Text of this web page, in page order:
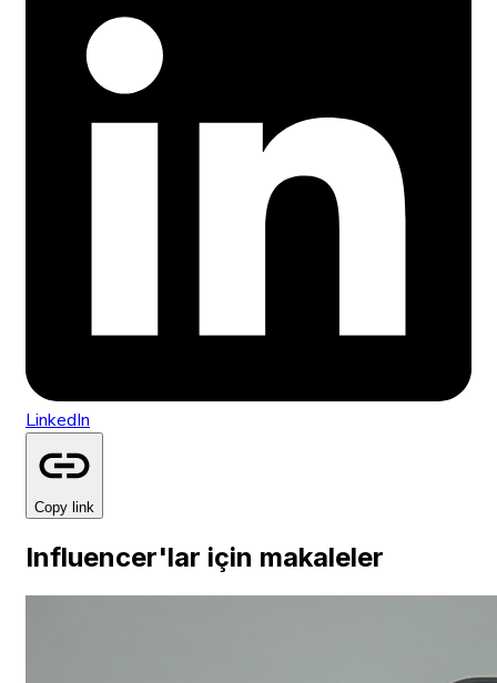
LinkedIn
Copy link
Influencer'lar için makaleler